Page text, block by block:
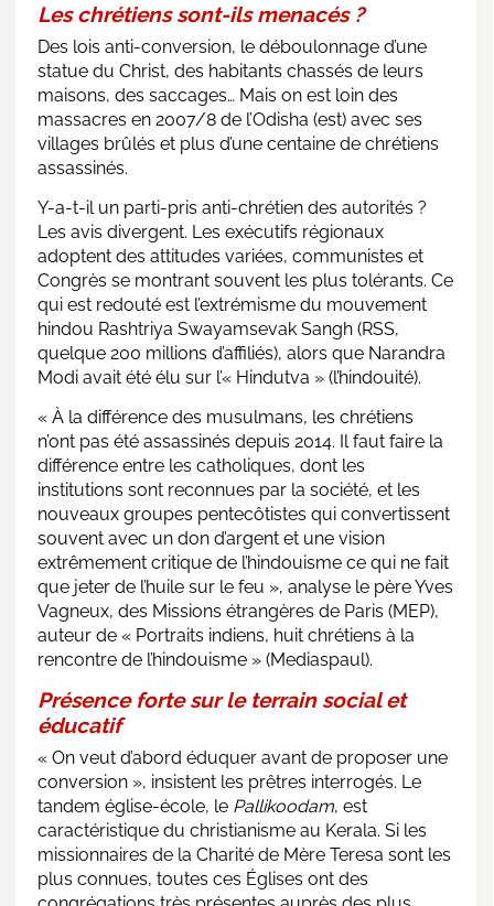
Les chrétiens sont-ils menacés ?
Des lois anti-conversion, le déboulonnage d’une
statue du Christ, des habitants chassés de leurs
maisons, des saccages… Mais on est loin des
massacres en 2007/8 de l’Odisha (est) avec ses
villages brûlés et plus d’une centaine de chrétiens
assassinés.
Y-a-t-il un parti-pris anti-chrétien des autorités ?
Les avis divergent. Les exécutifs régionaux
adoptent des attitudes variées, communistes et
Congrès se montrant souvent les plus tolérants. Ce
qui est redouté est l’extrémisme du mouvement
hindou Rashtriya Swayamsevak Sangh (RSS,
quelque 200 millions d’affiliés), alors que Narandra
Modi avait été élu sur l’« Hindutva » (l’hindouité).
« À la différence des musulmans, les chrétiens
n’ont pas été assassinés depuis 2014. Il faut faire la
différence entre les catholiques, dont les
institutions sont reconnues par la société, et les
nouveaux groupes pentecôtistes qui convertissent
souvent avec un don d’argent et une vision
extrêmement critique de l’hindouisme ce qui ne fait
que jeter de l’huile sur le feu », analyse le père Yves
Vagneux, des Missions étrangères de Paris (MEP),
auteur de « Portraits indiens, huit chrétiens à la
rencontre de l’hindouisme » (Mediaspaul).
Présence forte sur le terrain social et
éducatif
« On veut d’abord éduquer avant de proposer une
conversion », insistent les prêtres interrogés. Le
tandem église-école, le Pallikoodam, est
caractéristique du christianisme au Kerala. Si les
missionnaires de la Charité de Mère Teresa sont les
plus connues, toutes ces Églises ont des